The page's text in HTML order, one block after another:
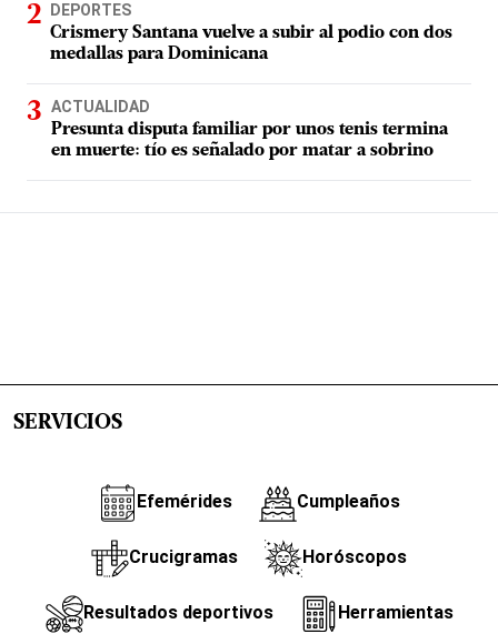
DEPORTES
Crismery Santana vuelve a subir al podio con dos
medallas para Dominicana
ACTUALIDAD
Presunta disputa familiar por unos tenis termina
en muerte: tío es señalado por matar a sobrino
SERVICIOS
Efemérides Cumpleaños
Crucigramas Horóscopos
Resultados deportivos Herramientas